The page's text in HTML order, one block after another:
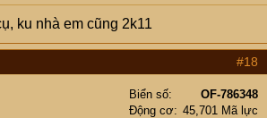
ku nhà em cũng 2k11
#18
Biển số
OF-786348
Động cơ
45,701 Mã lực